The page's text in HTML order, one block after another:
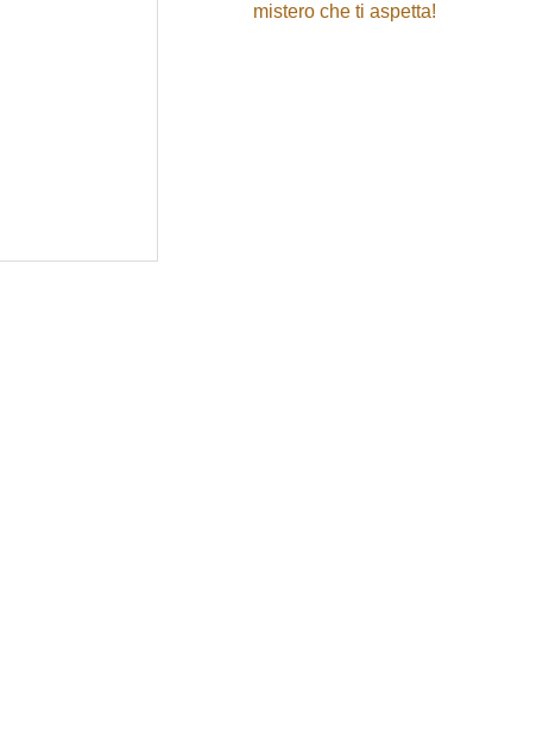
mistero che ti aspetta!